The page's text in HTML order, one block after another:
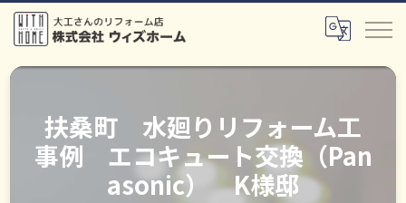
扶桑町 水廻りリフォーム工
事例 エコキュート交換（Pan
asonic） K様邸